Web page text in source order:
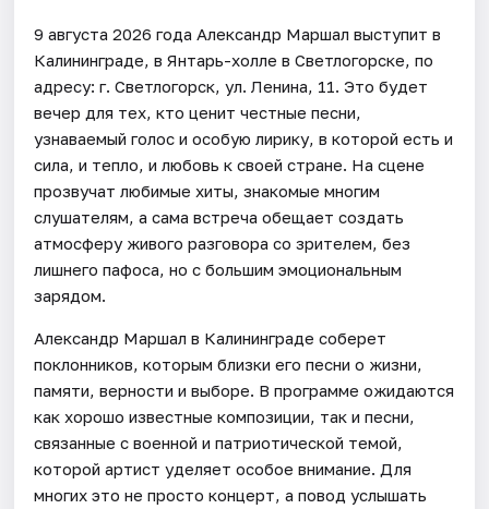
9 августа 2026 года Александр Маршал выступит в
Калининграде, в Янтарь-холле в Светлогорске, по
адресу: г. Светлогорск, ул. Ленина, 11. Это будет
вечер для тех, кто ценит честные песни,
узнаваемый голос и особую лирику, в которой есть и
сила, и тепло, и любовь к своей стране. На сцене
прозвучат любимые хиты, знакомые многим
слушателям, а сама встреча обещает создать
атмосферу живого разговора со зрителем, без
лишнего пафоса, но с большим эмоциональным
зарядом.
Александр Маршал в Калининграде соберет
поклонников, которым близки его песни о жизни,
памяти, верности и выборе. В программе ожидаются
как хорошо известные композиции, так и песни,
связанные с военной и патриотической темой,
которой артист уделяет особое внимание. Для
многих это не просто концерт, а повод услышать